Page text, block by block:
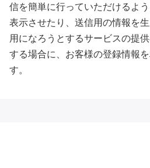
信を簡単に行っていただけるよ
表示させたり、送信用の情報を
用になろうとするサービスの提
する場合に、お客様の登録情報
す。